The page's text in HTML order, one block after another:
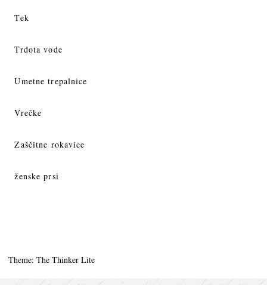
Tek
Trdota vode
Umetne trepalnice
Vrečke
Zaščitne rokavice
ženske prsi
Theme: The Thinker Lite